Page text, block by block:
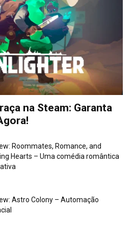
na Steam: Garanta
Roommates, Romance, and
Hearts – Uma comédia romântica
Astro Colony – Automação